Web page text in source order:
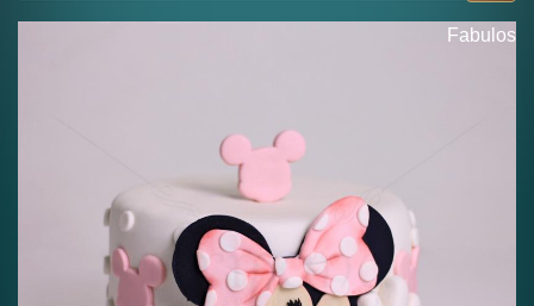
Fabulos